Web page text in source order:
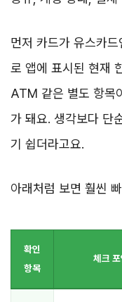
먼저 카드가 유스카
로 앱에 표시된 현재
ATM 같은 별도 항목
가 돼요. 생각보다 단
기 쉽더라고요.
아래처럼 보면 훨씬
확인
항목
체크